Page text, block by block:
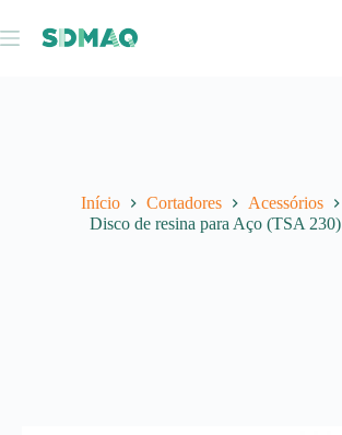
para
o
Início Cortadores
Acessórios
Disco de resina para Aço (TSA 230)